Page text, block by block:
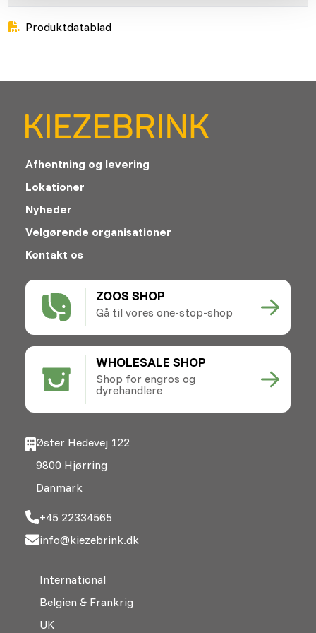
Produktdatablad
ZOOS SHOP
Gå til vores one-stop-shop
WHOLESALE SHOP
Shop for engros og
dyrehandlere
Afhentning og levering
Lokationer
Nyheder
Velgørende organisationer
Kontakt os
Øster Hedevej 122
9800 Hjørring
Danmark
+45 22334565
info@kiezebrink.dk
International
Belgien & Frankrig
UK